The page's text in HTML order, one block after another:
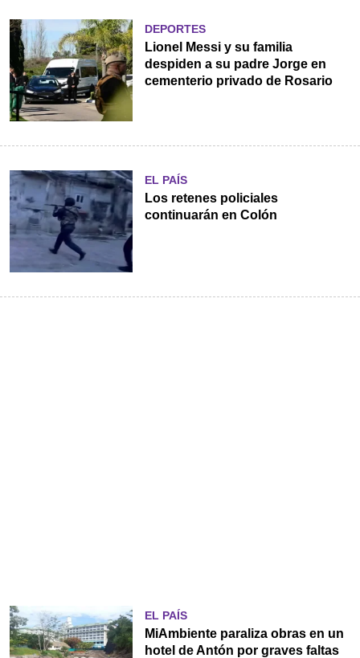
DEPORTES
Lionel Messi y su familia
despiden a su padre Jorge en
cementerio privado de Rosario
EL PAÍS
Los retenes policiales
continuarán en Colón
EL PAÍS
MiAmbiente paraliza obras en un
hotel de Antón por graves faltas